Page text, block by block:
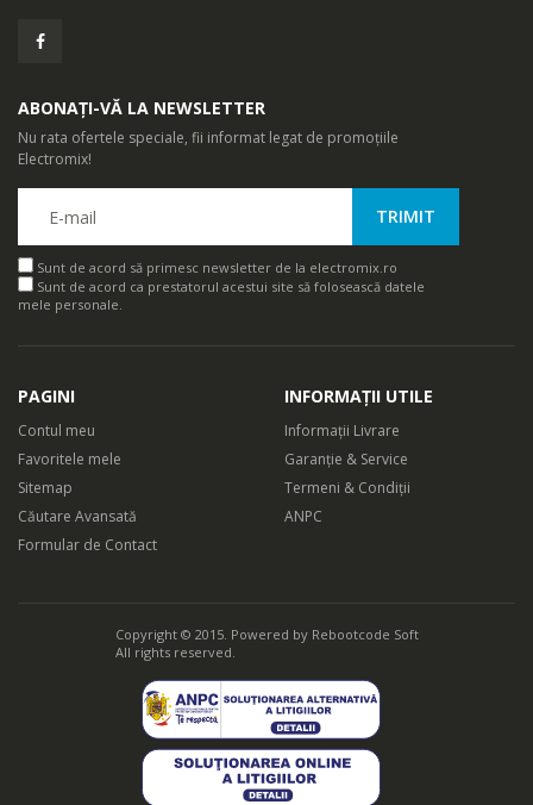
ABONAȚI-VĂ LA NEWSLETTER
Nu rata ofertele speciale, fii informat legat de promoțiile
Electromix!
Sunt de acord să primesc newsletter de la electromix.ro
Sunt de acord ca prestatorul acestui site să folosească datele
mele personale.
PAGINI
Contul meu
Favoritele mele
Sitemap
Căutare Avansată
Formular de Contact
INFORMAȚII UTILE
Informații Livrare
Garanție & Service
Termeni & Condiții
ANPC
Copyright © 2015. Powered by Rebootcode Soft
All rights reserved.